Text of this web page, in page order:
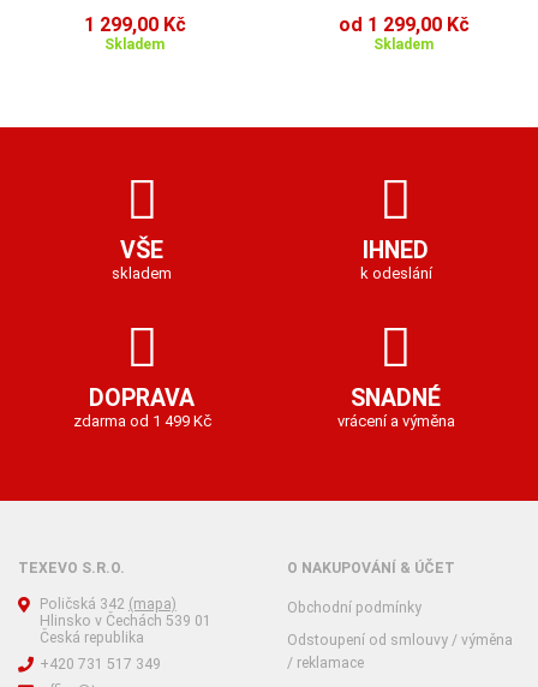
1 299,00 Kč
Skladem
od 1 299,00 Kč
Skladem
VŠE
skladem
IHNED
k odeslání
DOPRAVA
zdarma od 1 499 Kč
SNADNÉ
vrácení a výměna
TEXEVO S.R.O.
Poličská 342 (mapa)
Hlinsko v Čechách 539 01
Česká republika
+420 731 517 349
O NAKUPOVÁNÍ & ÚČET
Obchodní podmínky
Odstoupení od smlouvy / výměna
/ reklamace